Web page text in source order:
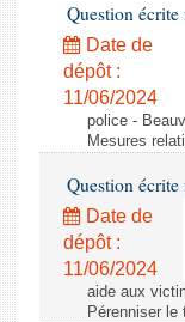
Question
Date de
dépôt :
11/06/2024
police -
Mesures
Question
Date de
dépôt :
11/06/2024
aide aux
Pérenniser